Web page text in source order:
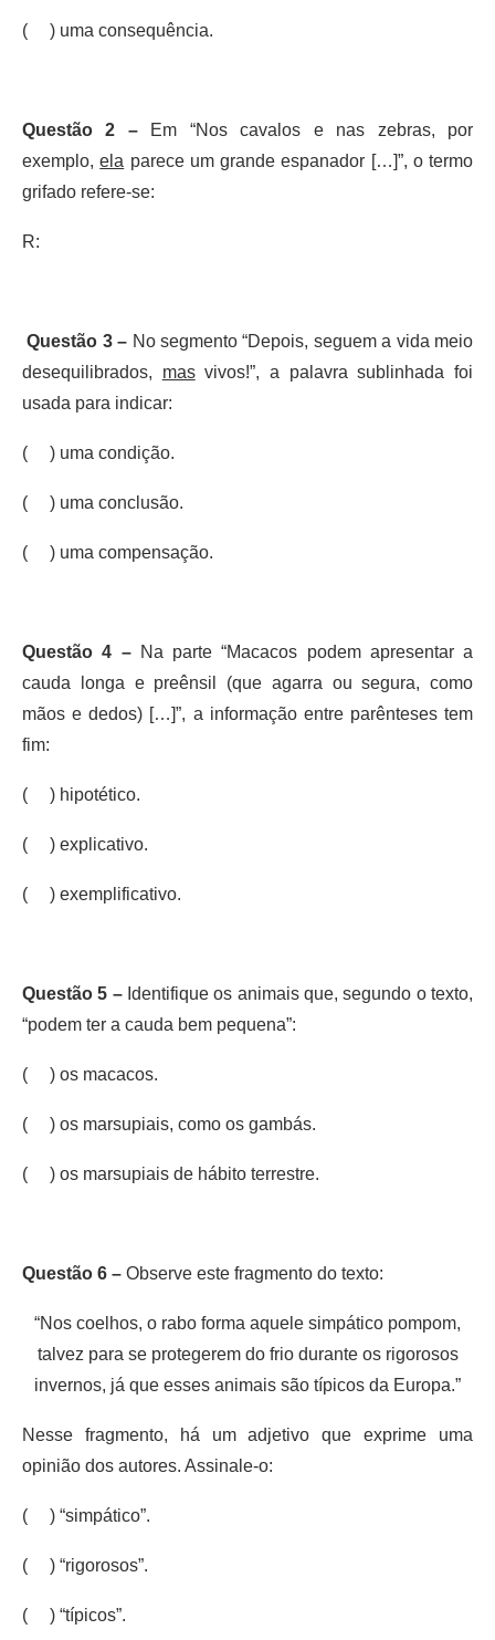
( ) uma consequência.
Questão 2 –Em “Nos cavalos e nas zebras, por
exemplo,ela parece um grande espanador […]”, o termo
grifado refere-se:
R:
Questão 3 – No segmento “Depois, seguem a vida meio
desequilibrados, masvivos!”, a palavra sublinhada foi
usada para indicar:
( ) uma condição.
( ) uma conclusão.
( ) uma compensação.
Questão 4 –Na parte “Macacos podem apresentar a
cauda longa e preênsil (que agarra ou segura, como
mãos e dedos) […]”, a informação entre parênteses tem
fim:
( ) hipotético.
( ) explicativo.
( ) exemplificativo.
Questão 5 – Identifique os animais que, segundo o texto,
“podem ter a cauda bem pequena”:
( ) os macacos.
( ) os marsupiais, como os gambás.
( ) os marsupiais de hábito terrestre.
Questão 6 – Observe este fragmento do texto:
“Nos coelhos, o rabo forma aquele simpático pompom,
talvez para se protegerem do frio durante os rigorosos
invernos, já que esses animais são típicos da Europa.”
Nesse fragmento, há um adjetivo que exprime uma
opinião dos autores. Assinale-o:
( ) “simpático”.
( ) “rigorosos”.
( ) “típicos”.